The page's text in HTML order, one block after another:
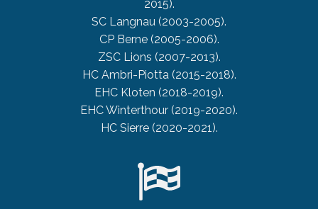
2015).
SC Langnau (2003-2005).
CP Berne (2005-2006).
ZSC Lions (2007-2013).
HC Ambri-Piotta (2015-2018).
EHC Kloten (2018-2019).
EHC Winterthour (2019-2020).
HC Sierre (2020-2021).